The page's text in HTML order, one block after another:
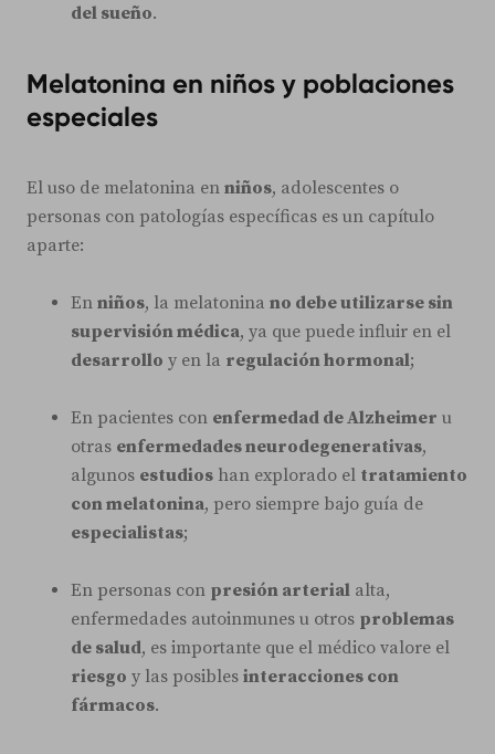
del sueño.
Melatonina en niños y poblaciones
especiales
El uso de melatonina en niños, adolescentes o
personas con patologías específicas es un capítulo
aparte:
En niños, la melatonina no debe utilizarse sin
supervisión médica, ya que puede influir en el
desarrollo y en la regulación hormonal;
En pacientes con enfermedad de Alzheimer u
otras enfermedades neurodegenerativas,
algunos estudios han explorado el tratamiento
con melatonina, pero siempre bajo guía de
especialistas;
En personas con presión arterial alta,
enfermedades autoinmunes u otros problemas
de salud, es importante que el médico valore el
riesgo y las posibles interacciones con
fármacos.